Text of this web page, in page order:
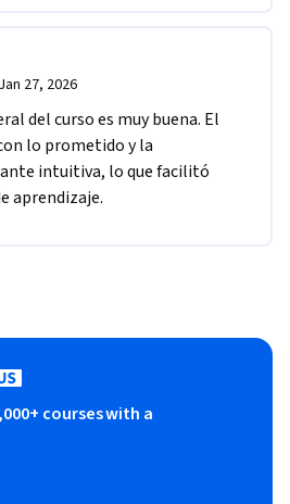
27, 2026
del curso es muy buena. El
lo prometido y la
intuitiva, lo que facilitó
aprendizaje.
courses with a